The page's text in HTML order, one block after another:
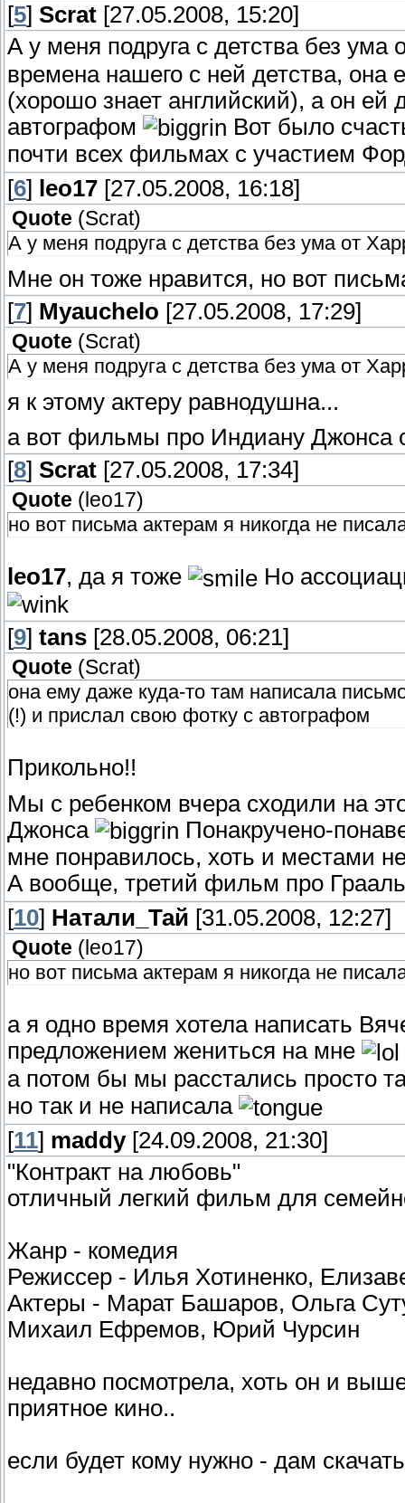
[5] Scrat [27.05.2008, 15:20]
А у меня подруга с детства без
времена нашего с ней детства, она
(хорошо знает английский), а он
автографом
Вот было
почти всех фильмах с участием
[6] leo17 [27.05.2008, 16:18]
Quote (Scrat)
А у меня подруга с детства без ума от
Мне он тоже нравится, но вот
[7] Myauchelo [27.05.2008, 17:29]
Quote (Scrat)
А у меня подруга с детства без ума от
я к этому актеру равнодушна...
а вот фильмы про Индиану Джонса
[8] Scrat [27.05.2008, 17:34]
Quote ( leo17)
но вот письма актерам я никогда не
leo17, да я тоже Но
[9] tans [28.05.2008, 06:21]
Quote (Scrat)
она ему даже куда-то там написала
(!) и прислал свою фотку с автографом
Прикольно!!
Мы с ребенком вчера сходили на
Джонса
Понакручено-
мне понравилось, хоть и местами
А вообще, третий фильм про
[10] Натали_Тай [31.05.2008, 12:27]
Quote ( leo17)
но вот письма актерам я никогда не
а я одно время хотела написать
предложением жениться на мне
а потом бы мы расстались просто
но так и не написала
[11] maddy[24.09.2008, 21:30]
"Контракт на любовь"
отличный легкий фильм для
Жанр - комедия
Режиссер - Илья Хотиненко,
Актеры - Марат Башаров, Ольга
Михаил Ефремов, Юрий Чурсин
недавно посмотрела, хоть он и
приятное кино..
если будет кому нужно - дам скачать